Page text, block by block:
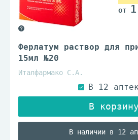
Ферлатум раствор для
15мл №20
Италфармако С.А.
В наличии в 12